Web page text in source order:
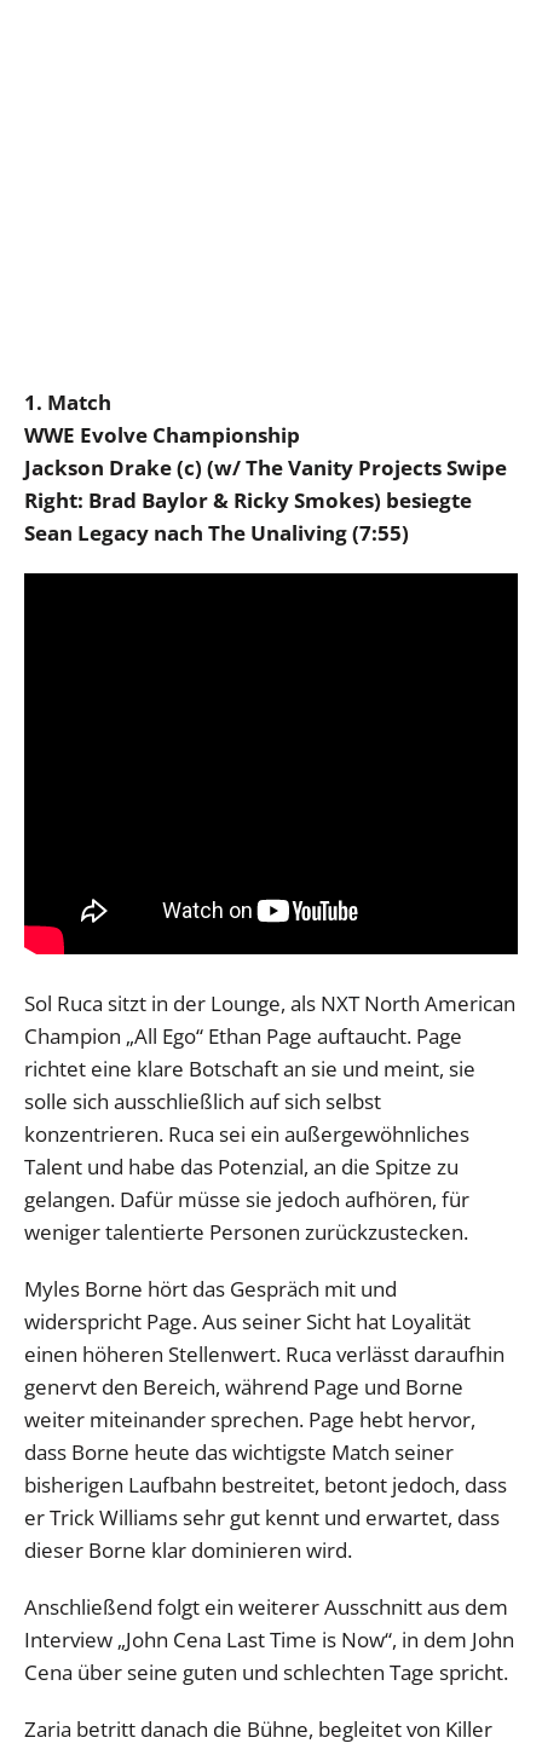
1. Match
WWE Evolve Championship
Jackson Drake (c) (w/ The Vanity Projects Swipe
Right: Brad Baylor & Ricky Smokes) besiegte
Sean Legacy nach The Unaliving (7:55)
Sol Ruca sitzt in der Lounge, als NXT North American
Champion „All Ego“ Ethan Page auftaucht. Page
richtet eine klare Botschaft an sie und meint, sie
solle sich ausschließlich auf sich selbst
konzentrieren. Ruca sei ein außergewöhnliches
Talent und habe das Potenzial, an die Spitze zu
gelangen. Dafür müsse sie jedoch aufhören, für
weniger talentierte Personen zurückzustecken.
Myles Borne hört das Gespräch mit und
widerspricht Page. Aus seiner Sicht hat Loyalität
einen höheren Stellenwert. Ruca verlässt daraufhin
genervt den Bereich, während Page und Borne
weiter miteinander sprechen. Page hebt hervor,
dass Borne heute das wichtigste Match seiner
bisherigen Laufbahn bestreitet, betont jedoch, dass
er Trick Williams sehr gut kennt und erwartet, dass
dieser Borne klar dominieren wird.
Anschließend folgt ein weiterer Ausschnitt aus dem
Interview „John Cena Last Time is Now“, in dem John
Cena über seine guten und schlechten Tage spricht.
Zaria betritt danach die Bühne, begleitet von Killer